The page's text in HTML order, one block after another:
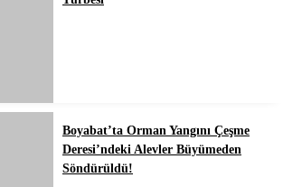
Boyabat’ta Orman Yangını Çeşme
Deresi’ndeki Alevler Büyümeden
Söndürüldü!